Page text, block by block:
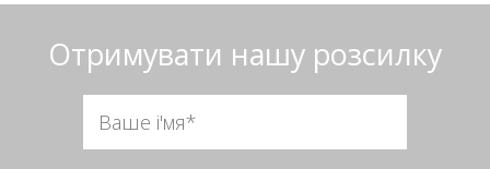
Отримувати нашу розсилку